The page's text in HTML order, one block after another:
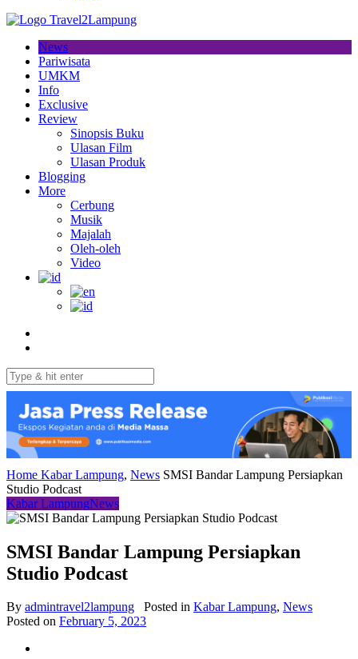
News
Pariwisata
UMKM
Info
Exclusive
Review
Sinopsis Buku
Ulasan Film
Ulasan Produk
Blogging
More
Cerbung
Musik
Majalah
Oleh-oleh
Video
Home Kabar Lampung, News SMSI Bandar Lampung Persiapkan
Studio Podcast
Kabar LampungNews
SMSI Bandar Lampung Persiapkan
Studio Podcast
By admintravel2lampung Posted in Kabar Lampung, News
Posted on February 5, 2023